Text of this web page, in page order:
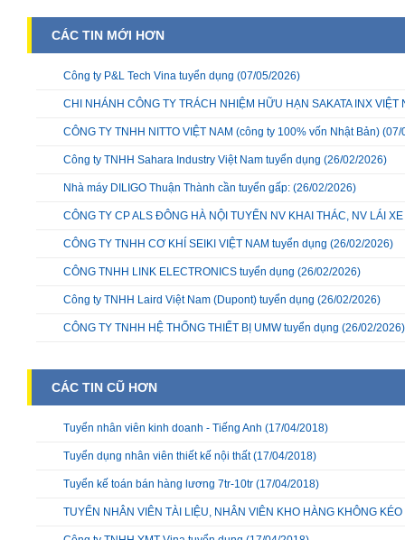
CÁC TIN MỚI HƠN
Công ty P&L Tech Vina tuyển dụng (07/05/2026)
CHI NHÁNH CÔNG TY TRÁCH NHIỆM HỮU HẠN SAKATA INX
CÔNG TY TNHH NITTO VIỆT NAM (công ty 100% vốn Nhật Bản) (07/
Công ty TNHH Sahara Industry Việt Nam tuyển dụng (26/02/2026)
Nhà máy DILIGO Thuận Thành cần tuyển gấp: (26/02/2026)
CÔNG TY CP ALS ĐÔNG HÀ NỘI TUYỂN NV KHAI THÁC, NV LÁI
CÔNG TY TNHH CƠ KHÍ SEIKI VIỆT NAM tuyển dụng (26/02/2026)
CÔNG TNHH LINK ELECTRONICS tuyển dụng (26/02/2026)
Công ty TNHH Laird Việt Nam (Dupont) tuyển dụng (26/02/2026)
CÔNG TY TNHH HỆ THỐNG THIẾT BỊ UMW tuyển dụng (26/02/2026)
CÁC TIN CŨ HƠN
Tuyển nhân viên kinh doanh - Tiếng Anh (17/04/2018)
Tuyển dụng nhân viên thiết kế nội thất(17/04/2018)
Tuyển kế toán bán hàng lương 7tr-10tr (17/04/2018)
TUYỂN NHÂN VIÊN TÀI LIỆU, NHÂN VIÊN KHO HÀNG KHÔNG KÉO